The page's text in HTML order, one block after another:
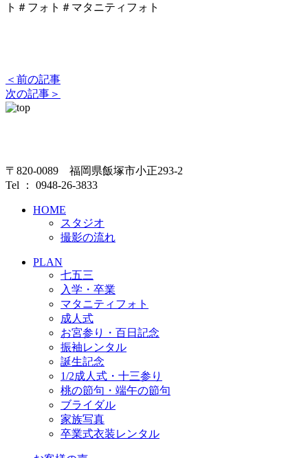
ト＃フォト＃マタニティフォト
＜前の記事
次の記事＞
〒820-0089 福岡県飯塚市小正293-2
Tel ： 0948-26-3833
HOME
スタジオ
撮影の流れ
PLAN
七五三
入学・卒業
マタニティフォト
成人式
お宮参り・百日記念
振袖レンタル
誕生記念
1/2成人式・十三参り
桃の節句・端午の節句
ブライダル
家族写真
卒業式衣装レンタル